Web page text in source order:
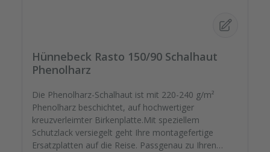
Hünnebeck Rasto 150/90 Schalhaut
Phenolharz
Die Phenolharz-Schalhaut ist mit 220-240 g/m²
Phenolharz beschichtet, auf hochwertiger
kreuzverleimter Birkenplatte.Mit speziellem
Schutzlack versiegelt geht Ihre montagefertige
Ersatzplatten auf die Reise. Passgenau zu Ihren